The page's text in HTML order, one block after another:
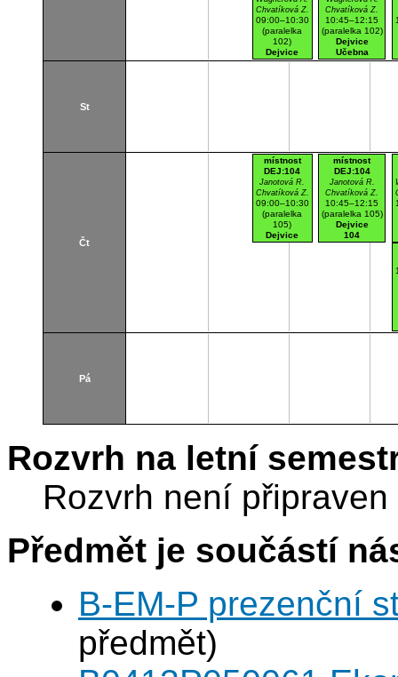
Chvatíková Z.
09:00–10:30
(paralelka
102)
Dejvice
Učebna
Chvatíková Z.
10:45–12:15
(paralelka 102)
Dejvice
Učebna
St
Čt
místnost
DEJ:104
Janotová R.
Chvatíková Z.
09:00–10:30
(paralelka
105)
Dejvice
místnost
DEJ:104
Janotová R.
Chvatíková Z.
10:45–12:15
(paralelka 105)
Dejvice
104
Pá
Rozvrh na letní
Rozvrh není připraven
Předmět je součástí
B-EM-P prezenční
předmět)